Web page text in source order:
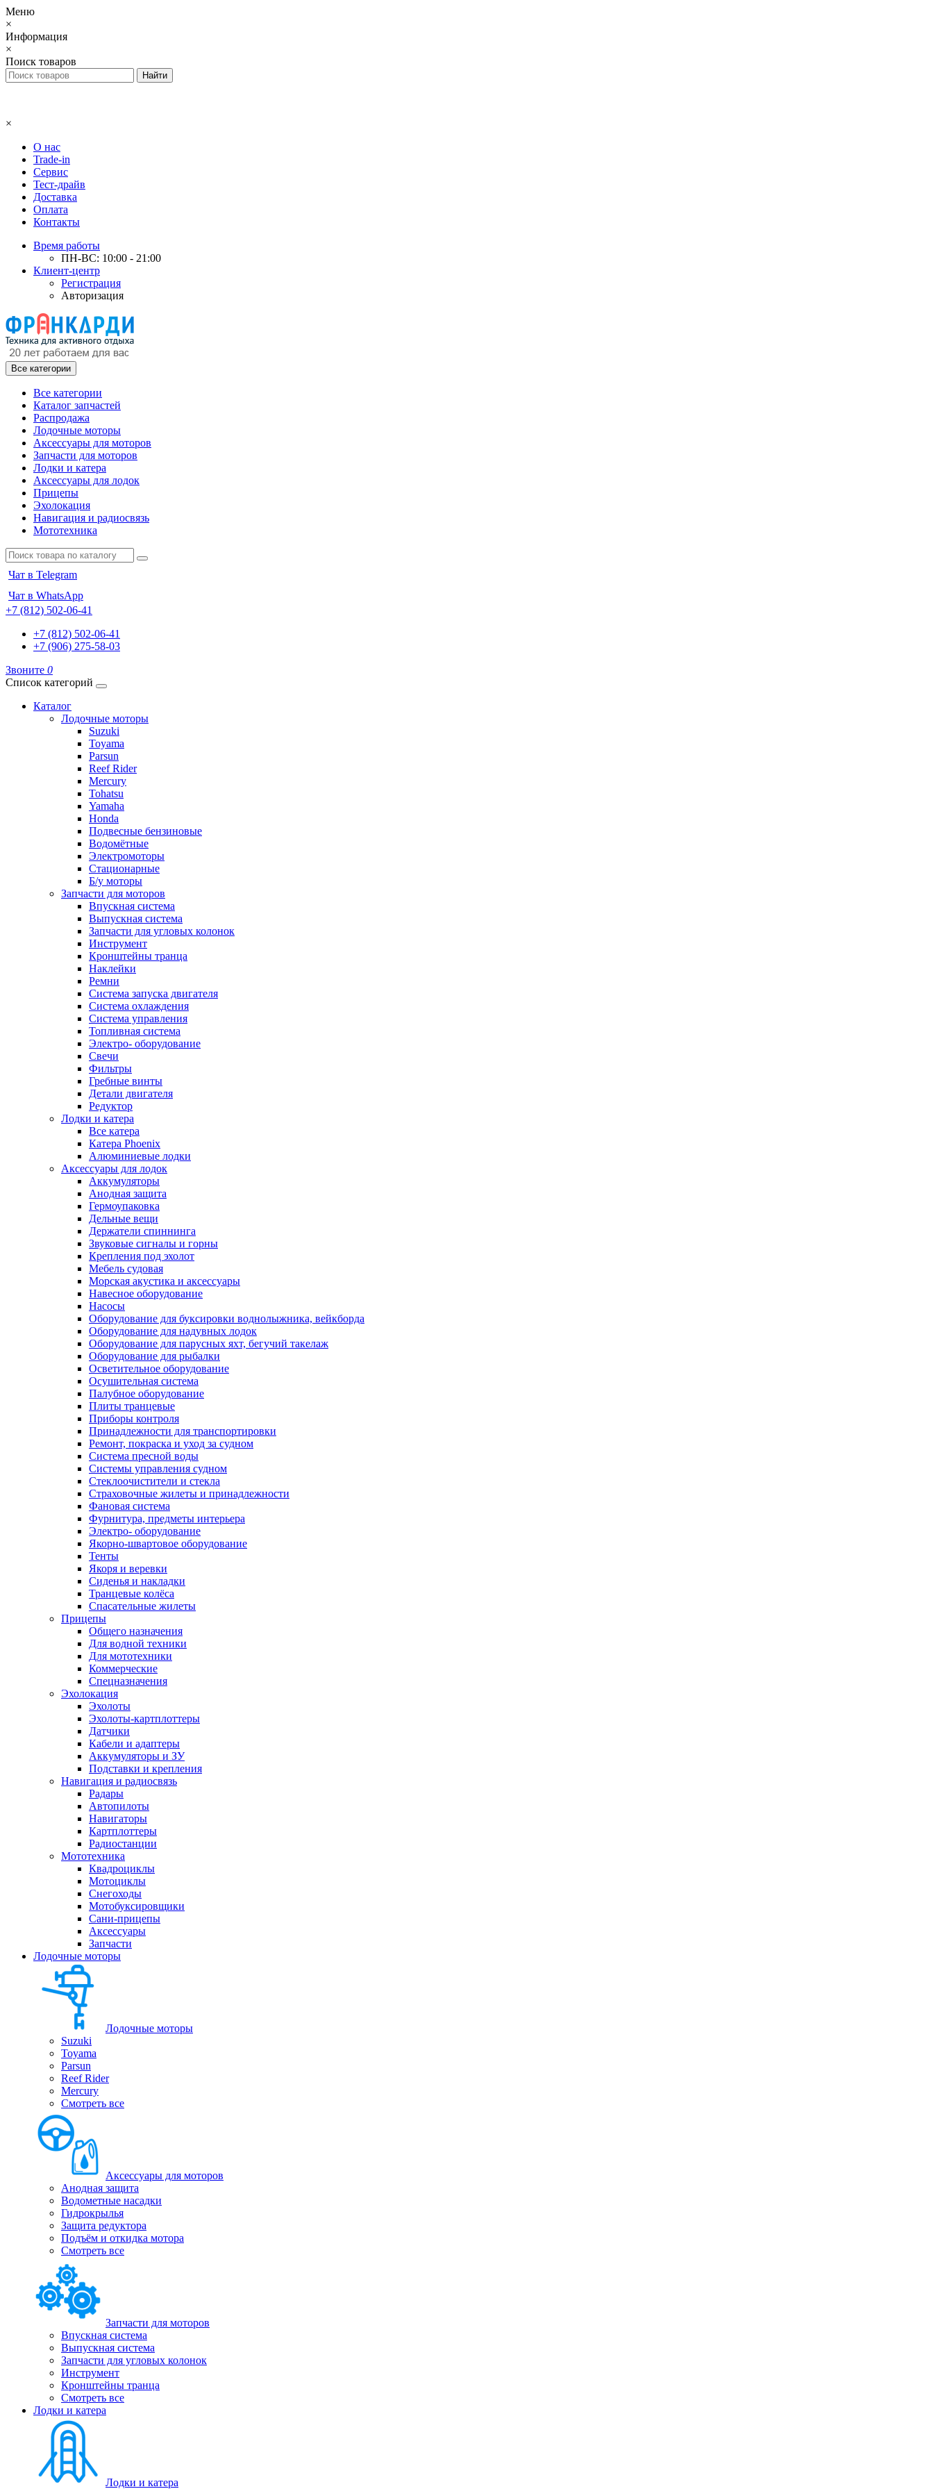
Меню
×
Информация
×
Поиск товаров
×
О нас
Trade-in
Сервис
Тест-драйв
Доставка
Оплата
Контакты
Время работы
ПН-ВС: 10:00 - 21:00
Клиент-центр
Регистрация
Авторизация
Все категории
Все категории
Каталог запчастей
Распродажа
Лодочные моторы
Аксессуары для моторов
Запчасти для моторов
Лодки и катера
Аксессуары для лодок
Прицепы
Эхолокация
Навигация и радиосвязь
Мототехника
Чат в Telegram
Чат в WhatsApp
+7 (812) 502-06-41
+7 (812) 502-06-41
+7 (906) 275-58-03
Звоните 0
Список категорий
Каталог
Лодочные моторы
Suzuki
Toyama
Parsun
Reef Rider
Mercury
Tohatsu
Yamaha
Honda
Подвесные бензиновые
Водомётные
Электромоторы
Стационарные
Б/у моторы
Запчасти для моторов
Впускная система
Выпускная система
Запчасти для угловых колонок
Инструмент
Кронштейны транца
Наклейки
Ремни
Система запуска двигателя
Система охлаждения
Система управления
Топливная система
Электро- оборудование
Свечи
Фильтры
Гребные винты
Детали двигателя
Редуктор
Лодки и катера
Все катера
Катера Phoenix
Алюминиевые лодки
Аксессуары для лодок
Аккумуляторы
Анодная защита
Гермоупаковка
Дельные вещи
Держатели спиннинга
Звуковые сигналы и горны
Крепления под эхолот
Мебель судовая
Морская акустика и аксессуары
Навесное оборудование
Насосы
Оборудование для буксировки воднолыжника, вейкборда
Оборудование для надувных лодок
Оборудование для парусных яхт, бегучий такелаж
Оборудование для рыбалки
Осветительное оборудование
Осушительная система
Палубное оборудование
Плиты транцевые
Приборы контроля
Принадлежности для транспортировки
Ремонт, покраска и уход за судном
Система пресной воды
Системы управления судном
Стеклоочистители и стекла
Страховочные жилеты и принадлежности
Фановая система
Фурнитура, предметы интерьера
Электро- оборудование
Якорно-швартовое оборудование
Тенты
Якоря и веревки
Сиденья и накладки
Транцевые колёса
Спасательные жилеты
Прицепы
Общего назначения
Для водной техники
Для мототехники
Коммерческие
Спецназначения
Эхолокация
Эхолоты
Эхолоты-картплоттеры
Датчики
Кабели и адаптеры
Аккумуляторы и ЗУ
Подставки и крепления
Навигация и радиосвязь
Радары
Автопилоты
Навигаторы
Картплоттеры
Радиостанции
Мототехника
Квадроциклы
Мотоциклы
Снегоходы
Мотобуксировщики
Сани-прицепы
Аксессуары
Запчасти
Лодочные моторы
Лодочные моторы
Suzuki
Toyama
Parsun
Reef Rider
Mercury
Смотреть все
Аксессуары для моторов
Анодная защита
Водометные насадки
Гидрокрылья
Защита редуктора
Подъём и откидка мотора
Смотреть все
Запчасти для моторов
Впускная система
Выпускная система
Запчасти для угловых колонок
Инструмент
Кронштейны транца
Смотреть все
Лодки и катера
Лодки и катера